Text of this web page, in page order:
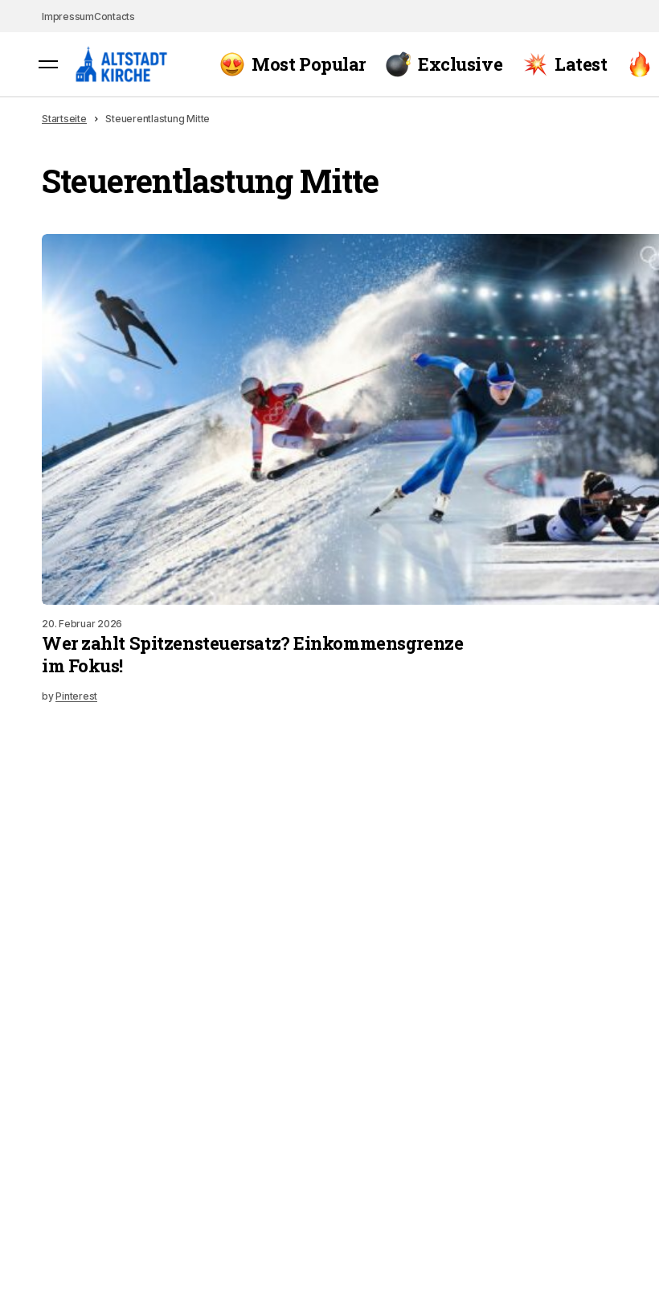
ImpressumContacts
Most Popular Exclusive Latest
Startseite Steuerentlastung Mitte
Steuerentlastung Mitte
20. Februar 2026
Wer zahlt Spitzensteuersatz? Einkommensgrenze
im Fokus!
byPinterest